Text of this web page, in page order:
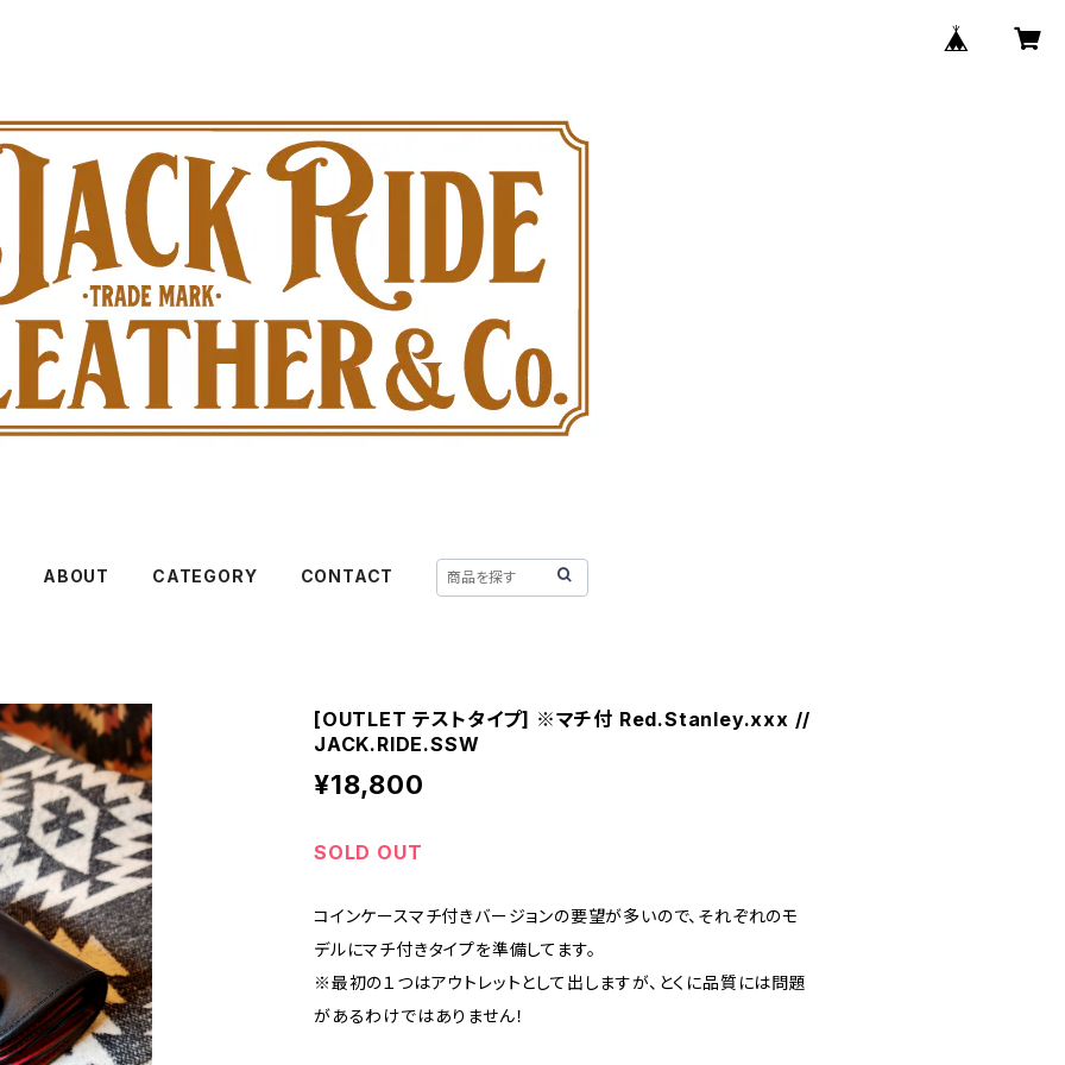
ABOUT CATEGORY CONTACT
[OUTLET テストタイプ] ※マチ付 Red.Stanley.xxx //
JACK.RIDE.SSW
¥18,800
SOLD OUT
コインケースマチ付きバージョンの要望が多いので、それぞれのモ
デルにマチ付きタイプを準備してます。
※最初の１つはアウトレットとして出しますが、とくに品質には問題
があるわけではありません！